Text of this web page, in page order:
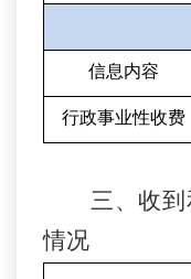
信息内容
行政事业性收费
三、收
情况